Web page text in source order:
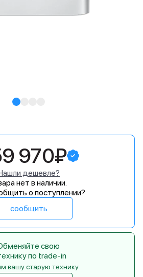
970₽
дешевле?
нет в наличии.
о поступлении?
сообщить
свою
по trade-in
вашу старую технику